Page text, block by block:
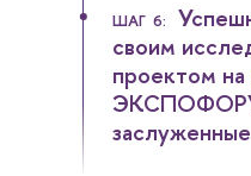
ШАГ 6:
своим
проектом